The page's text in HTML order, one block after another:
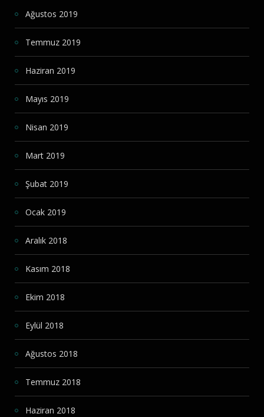
Ağustos 2019
Temmuz 2019
Haziran 2019
Mayıs 2019
Nisan 2019
Mart 2019
Şubat 2019
Ocak 2019
Aralık 2018
Kasım 2018
Ekim 2018
Eylül 2018
Ağustos 2018
Temmuz 2018
Haziran 2018